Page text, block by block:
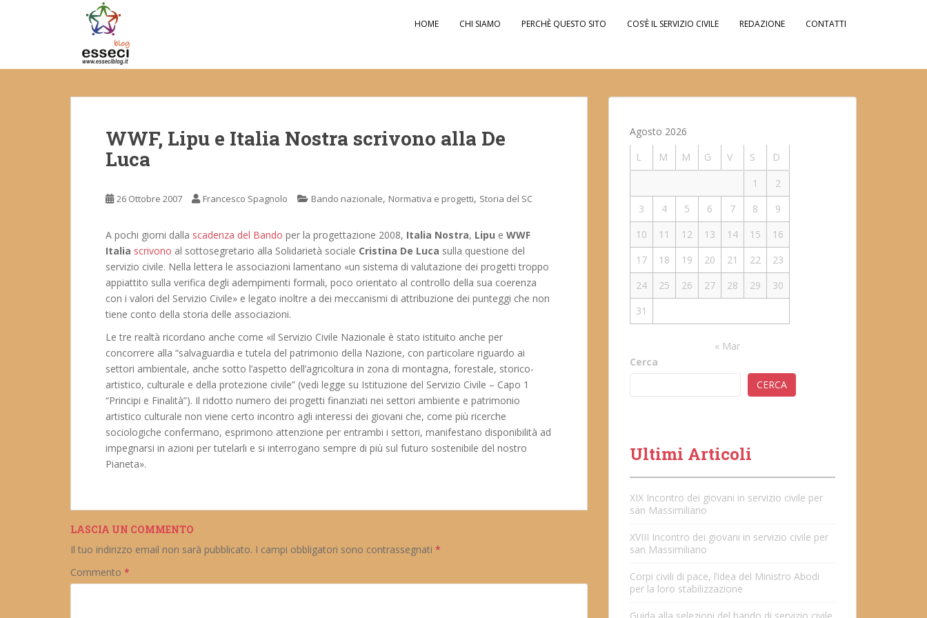
t
HOME CHI SIAMO PERCHÈ QUESTO SITO COS’È IL SERVIZIO CIVILE REDAZIONE CONTATTI
WWF, Lipu e Italia Nostra scrivono alla De
Luca
26 Ottobre 2007 Francesco Spagnolo Bando nazionale, Normativa e progetti, Storia del SC
A pochi giorni dalla scadenza del Bando per la progettazione 2008, Italia Nostra, Lipu e WWF
Italia scrivono al sottosegretario alla Solidarietà sociale Cristina De Luca sulla questione del
servizio civile. Nella lettera le associazioni lamentano «un sistema di valutazione dei progetti troppo
appiattito sulla verifica degli adempimenti formali, poco orientato al controllo della sua coerenza
con i valori del Servizio Civile» e legato inoltre a dei meccanismi di attribuzione dei punteggi che non
tiene conto della storia delle associazioni.
Le tre realtà ricordano anche come «il Servizio Civile Nazionale è stato istituito anche per
concorrere alla “salvaguardia e tutela del patrimonio della Nazione, con particolare riguardo ai
settori ambientale, anche sotto l’aspetto dell’agricoltura in zona di montagna, forestale, storico-
artistico, culturale e della protezione civile” (vedi legge su Istituzione del Servizio Civile – Capo 1
“Principi e Finalità”). Il ridotto numero dei progetti finanziati nei settori ambiente e patrimonio
artistico culturale non viene certo incontro agli interessi dei giovani che, come più ricerche
sociologiche confermano, esprimono attenzione per entrambi i settori, manifestano disponibilità ad
impegnarsi in azioni per tutelarli e si interrogano sempre di più sul futuro sostenibile del nostro
Pianeta».
LASCIA UN COMMENTO
Il tuo indirizzo email non sarà pubblicato. I campi obbligatori sono contrassegnati *
Commento *
Agosto 2026
L
M M G V S
D
1
2
3
4 5 6 7 8
9
10
11 12 13 14 15
16
17
18 19 20 21 22
23
24
25 26 27 28 29
30
31
« Mar
Cerca
CERCA
Ultimi Articoli
XIX Incontro dei giovani in servizio civile per
san Massimiliano
XVIII Incontro dei giovani in servizio civile per
san Massimiliano
Corpi civili di pace, l’idea del Ministro Abodi
per la loro stabilizzazione